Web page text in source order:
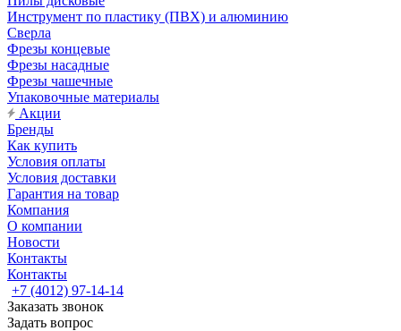
Инструмент по пластику (ПВХ) и алюминию
Сверла
Фрезы концевые
Фрезы насадные
Фрезы чашечные
Упаковочные материалы
Акции
Бренды
Как купить
Условия оплаты
Условия доставки
Гарантия на товар
Компания
О компании
Новости
Контакты
Контакты
+7 (4012) 97-14-14
Заказать звонок
Задать вопрос